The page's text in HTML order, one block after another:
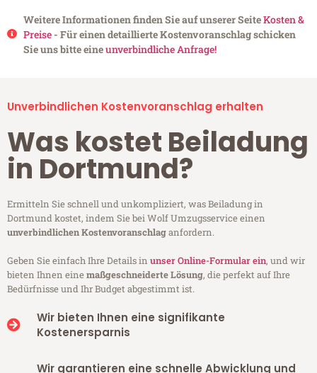
Weitere Informationen finden Sie auf unserer SeiteKosten &
Preise- Für einen detaillierte Kostenvoranschlag schicken
Sie uns bitte eineunverbindliche Anfrage!
Unverbindlichen Kostenvoranschlag erhalten
Was kostet Beiladung
in Dortmund?
Ermitteln Sie schnell und unkompliziert, was Beiladung in
Dortmund kostet, indem Sie bei Wolf Umzugsservice einen
unverbindlichen Kostenvoranschlaganfordern.
Geben Sie einfach Ihre Details in unser Online-Formular ein, und wir
bieten Ihnen einemaßgeschneiderte Lösung, die perfekt auf Ihre
Bedürfnisse und Ihr Budget abgestimmt ist.
Wir bieten Ihnen eine signifikante
Kostenersparnis
Wir garantieren eine schnelle Abwicklung und